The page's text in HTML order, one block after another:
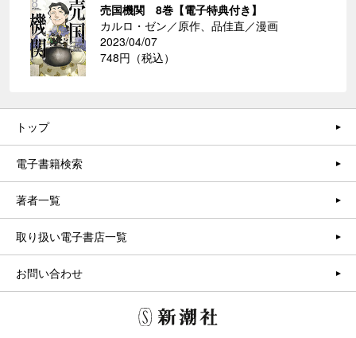
売国機関 8巻【電子特典付き】
カルロ・ゼン／原作、品佳直／漫画
2023/04/07
748円（税込）
トップ
電子書籍検索
著者一覧
取り扱い電子書店一覧
お問い合わせ